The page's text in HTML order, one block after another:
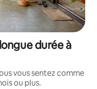
durée à
vous sentez comme
ou plus.